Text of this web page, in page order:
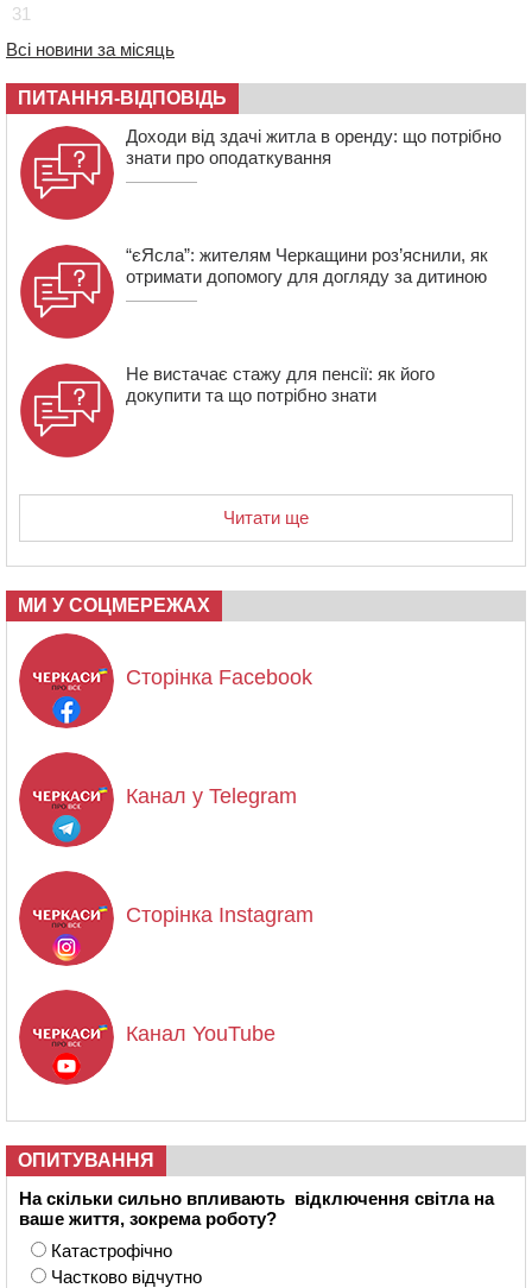
торфу
11:35 Від 80 гривень за кілограм: в Україні прогнозують
стрибок цін на гречку
10:56 Захисника зі Звенигородщини, який обороняв
Авдіївку, нагородили “Комбатантським хрестом”
31
Всі новини за місяць
ПИТАННЯ-ВІДПОВІДЬ
Доходи від здачі житла в оренду: що потрібно
знати про оподаткування
“єЯсла”: жителям Черкащини роз’яснили, як
отримати допомогу для догляду за дитиною
Не вистачає стажу для пенсії: як його
докупити та що потрібно знати
Читати ще
МИ У СОЦМЕРЕЖАХ
Сторінка Facebook
Канал у Telegram
Сторінка Instagram
Канал YouTube
ОПИТУВАННЯ
На скільки сильно впливають відключення світла на
ваше життя, зокрема роботу?
Катастрофічно
Частково відчутно